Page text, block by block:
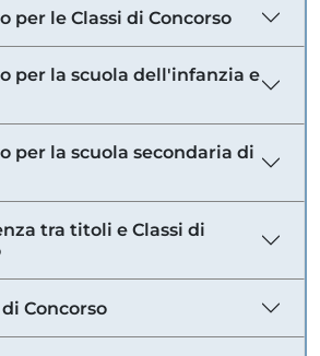
per le Classi di Concorso
per la scuola dell'infanzia e
per la scuola secondaria di
tra titoli e Classi di
Concorso